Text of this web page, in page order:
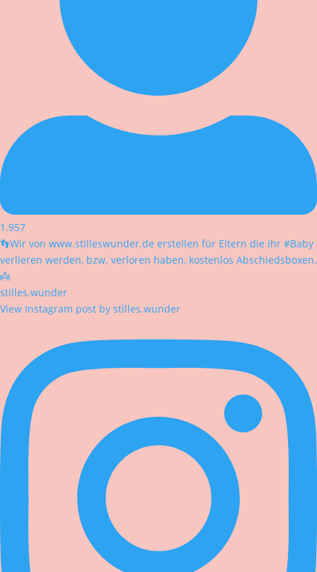
1.957
👣Wir von www.stilleswunder.de erstellen für Eltern die ihr #Baby
verlieren werden, bzw. verloren haben, kostenlos Abschiedsboxen.
👼
stilles.wunder
View Instagram post by stilles.wunder